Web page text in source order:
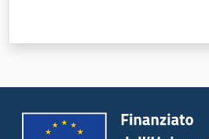
Argomenti
Novità
Servizi